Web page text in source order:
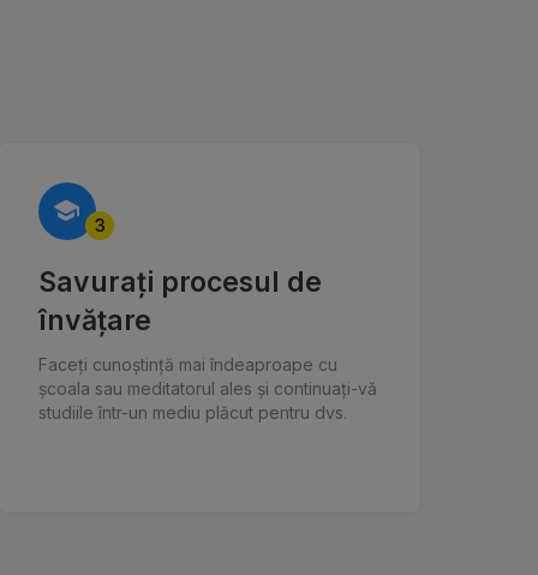
3
Savurați procesul de
învățare
Faceți cunoștință mai îndeaproape cu
școala sau meditatorul ales și continuați-vă
studiile într-un mediu plăcut pentru dvs.